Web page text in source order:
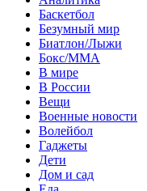
Баскетбол
Безумный мир
Биатлон/Лыжи
Бокс/MMA
В мире
В России
Вещи
Военные новости
Волейбол
Гаджеты
Дети
Дом и сад